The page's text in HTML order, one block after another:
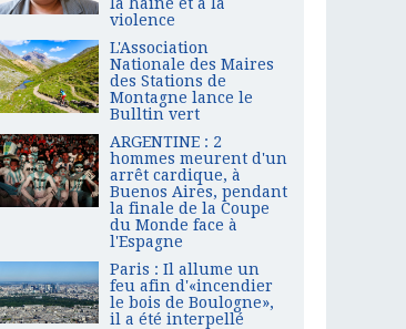
violence
L'Association
Nationale des Maires
des Stations de
Montagne lance le
Bulltin vert
ARGENTINE : 2
hommes meurent d'un
arrêt cardique, à
Buenos Aires, pendant
la finale de la Coupe
du Monde face à
l'Espagne
Paris : Il allume un
feu afin d'«incendier
le bois de Boulogne»,
il a été interpellé